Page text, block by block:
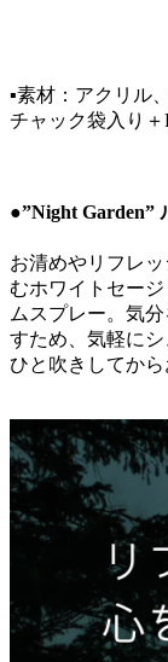
▪️素材：アクリル
チャック袋入り＋
●”Night Garden”
お清めやリフレ
むホワイトセー
ムスプレー。気
すため、気軽に
ひと吹きしてから